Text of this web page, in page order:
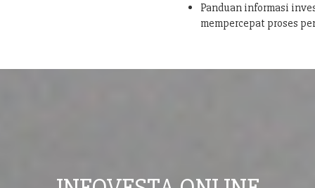
Panduan informasi
mempercepat proses